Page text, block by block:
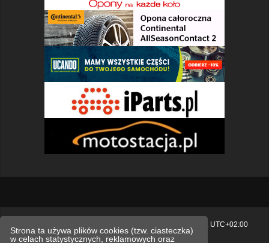
Strona ta używa plików cookies (tzw. ciasteczka)
w celach statystycznych, reklamowych oraz
Strefa czasowa UTC+02:00